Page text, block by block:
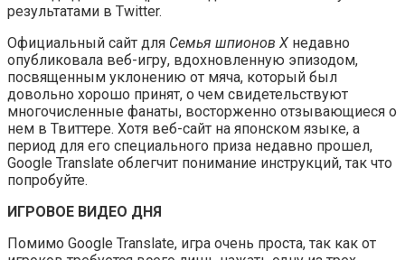
результатами в Twitter.
Официальный сайт для Семья шпионов X недавно
опубликовала веб-игру, вдохновленную эпизодом,
посвященным уклонению от мяча, который был
довольно хорошо принят, о чем свидетельствуют
многочисленные фанаты, восторженно отзывающиеся о
нем в Твиттере. Хотя веб-сайт на японском языке, а
период для его специального приза недавно прошел,
Google Translate облегчит понимание инструкций, так что
попробуйте.
ИГРОВОЕ ВИДЕО ДНЯ
Помимо Google Translate, игра очень проста, так как от